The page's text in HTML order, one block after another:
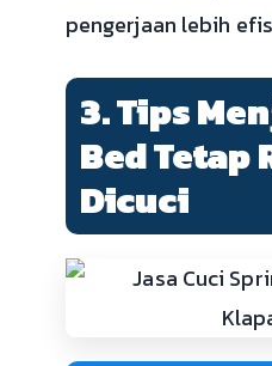
pengerjaan lebih
3. Tips
Bed Tetap
Dicuci